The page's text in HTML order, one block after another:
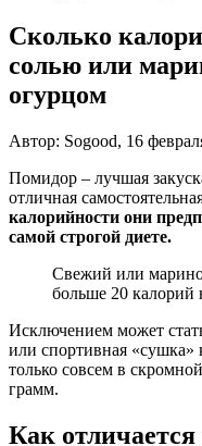
Сколько
солью или
огурцом
Автор: Sogood, 16
Помидор – лучшая
отличная
калорийности они
самой строгой диете.
Свежий или
больше 20 калорий
Исключением может
или спортивная
только совсем в
грамм.
Как отличается